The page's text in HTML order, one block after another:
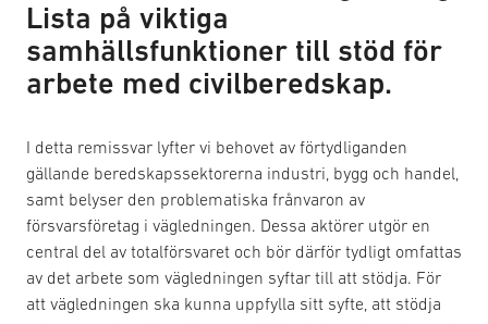
Lista på viktiga
samhällsfunktioner till stöd för
arbete med civilberedskap.
I detta remissvar lyfter vi behovet av förtydliganden
gällande beredskapssektorerna industri, bygg och handel,
samt belyser den problematiska frånvaron av
försvarsföretag i vägledningen. Dessa aktörer utgör en
central del av totalförsvaret och bör därför tydligt omfattas
av det arbete som vägledningen syftar till att stödja. För
att vägledningen ska kunna uppfylla sitt syfte, att stödja